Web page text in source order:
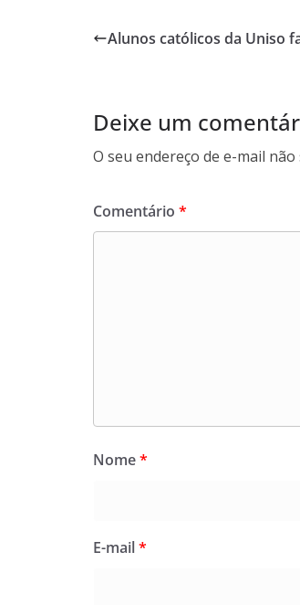
Alunos católicos da Uniso
Deixe um
O seu endereço de e-mail
Comentário *
Nome*
E-mail*